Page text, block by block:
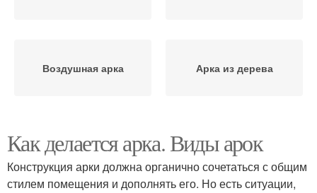
Воздушная арка Арка из дерева
Как делается арка. Виды арок
Конструкция арки должна органично сочетаться с общим
стилем помещения и дополнять его. Но есть ситуации,